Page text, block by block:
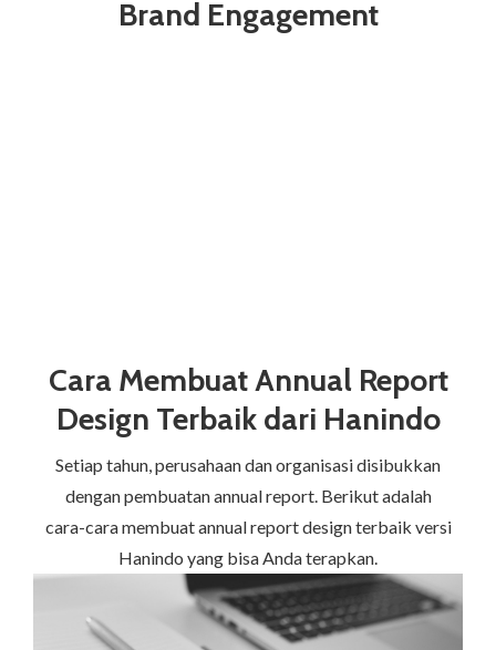
Brand Engagement
Cara Membuat Annual Report
Design Terbaik dari Hanindo
Setiap tahun, perusahaan dan organisasi disibukkan
dengan pembuatan annual report. Berikut adalah
cara-cara membuat annual report design terbaik versi
Hanindo yang bisa Anda terapkan.